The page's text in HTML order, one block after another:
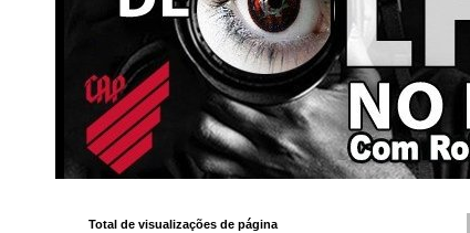
Total de visualizações de página